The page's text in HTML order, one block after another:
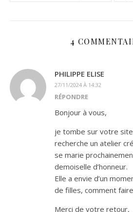
4
PHILIPPE ELISE
27/11/2024 À 14:32
RÉPONDRE
Bonjour à vous,
je tombe sur votre
recherche un atelier
se marie
demoiselle d’honneur.
Elle a envie d’un
de filles, comment
Merci de votre retour,